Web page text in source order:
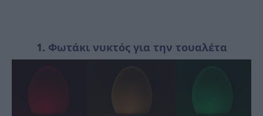
1. Φωτάκι νυκτός για την τουαλέτα